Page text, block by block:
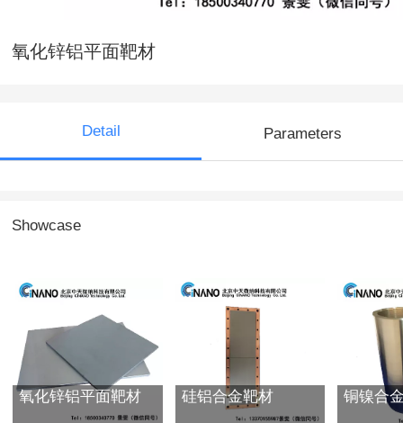
氧化锌铝平面靶材
Detail Parameters
Showcase
氧化锌铝平面靶材 硅铝合金靶材 铜镍合